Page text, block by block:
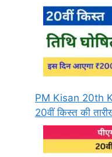
PM Kisan 20th
20वीं किस्त की